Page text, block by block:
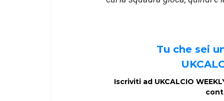
Tu che sei
Iscriviti ad UKCALCIO